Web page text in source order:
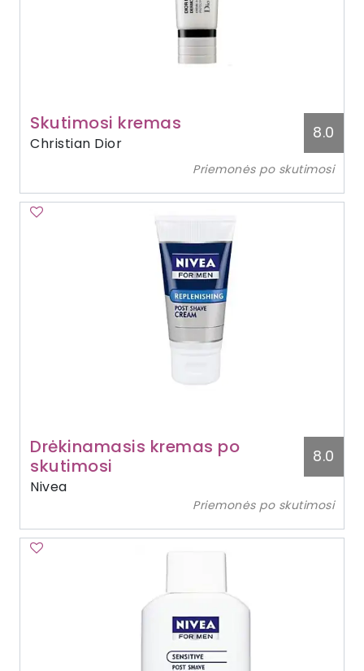
Skutimosi kremas
Christian Dior
8.0
Priemonės po skutimosi
Drėkinamasis kremas po
skutimosi
Nivea
8.0
Priemonės po skutimosi